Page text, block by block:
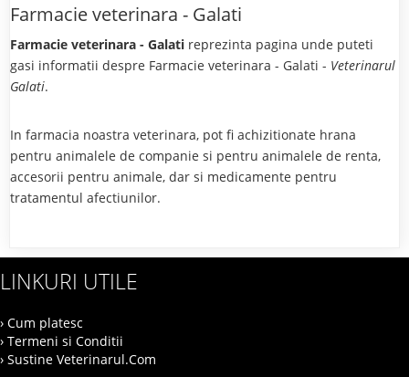
Farmacie veterinara - Galati
Farmacie veterinara - Galati reprezinta pagina unde puteti
gasi informatii despre Farmacie veterinara - Galati - Veterinarul
Galati.
In farmacia noastra veterinara, pot fi achizitionate hrana
pentru animalele de companie si pentru animalele de renta,
accesorii pentru animale, dar si medicamente pentru
tratamentul afectiunilor.
LINKURI UTILE
› Cum platesc
› Termeni si Conditii
› Sustine Veterinarul.Com